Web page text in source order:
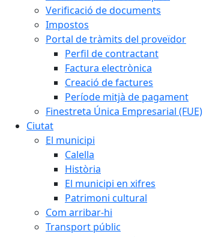
Verificació de documents
Impostos
Portal de tràmits del proveïdor
Perfil de contractant
Factura electrònica
Creació de factures
Període mitjà de pagament
Finestreta Única Empresarial (FUE)
Ciutat
El municipi
Calella
Història
El municipi en xifres
Patrimoni cultural
Com arribar-hi
Transport públic